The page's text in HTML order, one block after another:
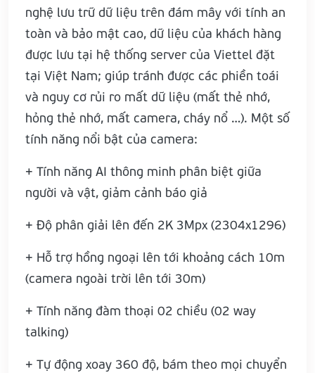
nghệ lưu trữ dữ liệu trên đám mây với tính an
toàn và bảo mật cao, dữ liệu của khách hàng
được lưu tại hệ thống server của Viettel đặt
tại Việt Nam; giúp tránh được các phiền toái
và nguy cơ rủi ro mất dữ liệu (mất thẻ nhớ,
hỏng thẻ nhớ, mất camera, cháy nổ …). Một số
tính năng nổi bật của camera:
+ Tính năng AI thông minh phân biệt giữa
người và vật, giảm cảnh báo giả
+ Độ phân giải lên đến 2K 3Mpx (2304x1296)
+ Hỗ trợ hồng ngoại lên tới khoảng cách 10m
(camera ngoài trời lên tới 30m)
+ Tính năng đàm thoại 02 chiều (02 way
talking)
+ Tự động xoay 360 độ, bám theo mọi chuyển